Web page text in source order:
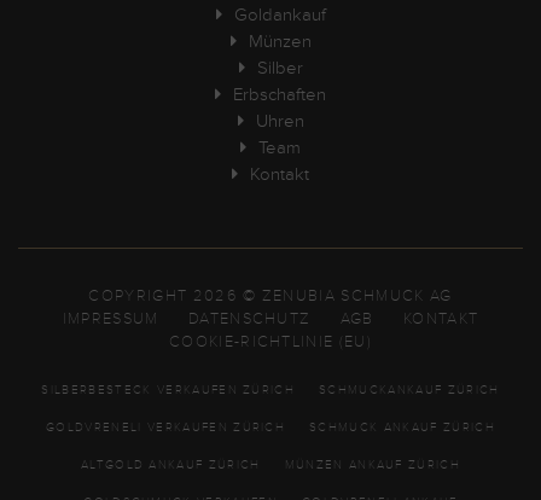
Goldankauf
Münzen
Silber
Erbschaften
Uhren
Team
Kontakt
COPYRIGHT 2026 © ZENUBIA SCHMUCK AG
IMPRESSUM
DATENSCHUTZ AGB
KONTAKT
COOKIE-RICHTLINIE (EU)
SILBERBESTECK VERKAUFEN ZÜRICH SCHMUCKANKAUF ZÜRICH
GOLDVRENELI VERKAUFEN ZÜRICH SCHMUCK ANKAUF ZÜRICH
ALTGOLD ANKAUF ZÜRICH MÜNZEN ANKAUF ZÜRICH